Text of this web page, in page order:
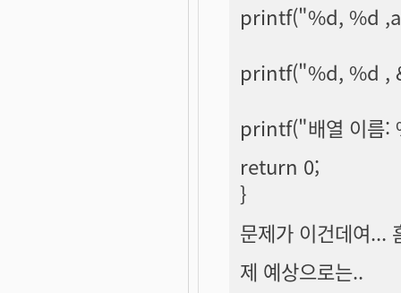
printf("%d, %d
printf("%d, %d ,
printf("배열 이름:
return 0;
}
문제가 이건데여...
제 예상으로는..